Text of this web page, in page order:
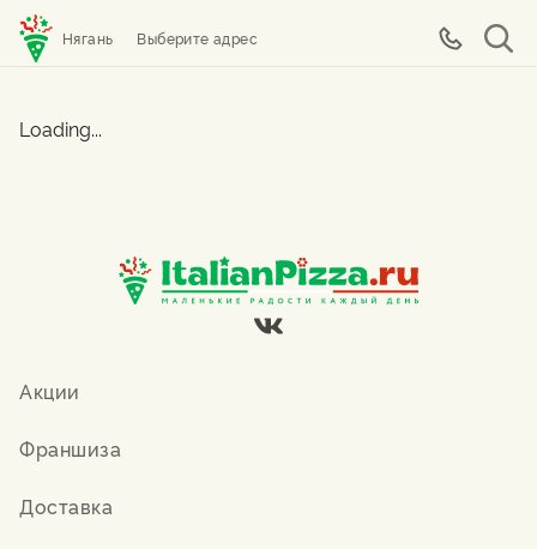
Нягань Выберите адрес
Loading...
Акции
Франшиза
Доставка